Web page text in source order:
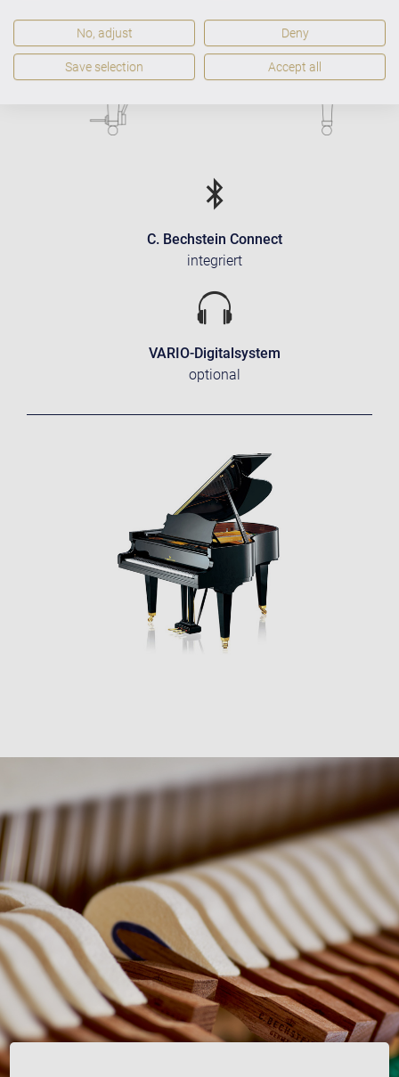
C. Bechstein Connect
integriert
VARIO-Digitalsystem
optional
No, adjust Deny
Save selection Accept all